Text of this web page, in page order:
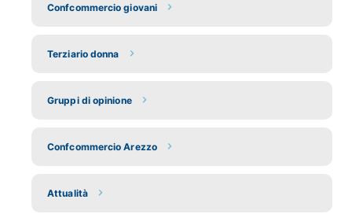
Confcommercio giovani
Terziario donna
Gruppi di opinione
Confcommercio Arezzo
Attualità